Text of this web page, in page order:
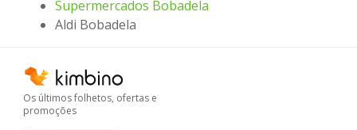
Supermercados Bobadela
Aldi Bobadela
Os últimos folhetos, ofertas e
promoções